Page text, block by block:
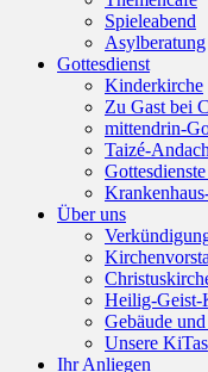
Spieleabend
Asylberatung
Gottesdienst
Kinderkirche
Zu Gast bei
mittendrin-
Taizé-
Über uns
Heilig-Geist-
Gebäude
Unsere KiTas
Ihr Anliegen